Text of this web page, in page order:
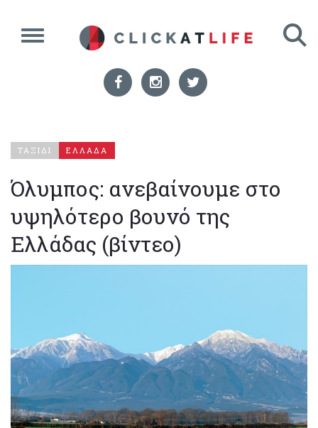
ΤΑΞΙΔΙ ΕΛΛΑΔΑ
Όλυμπος: ανεβαίνουμε στο
υψηλότερο βουνό της
Ελλάδας (βίντεο)